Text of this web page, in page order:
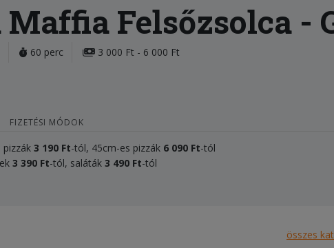
Maffia Felsőzsolca -
60 perc 3 000 Ft - 6 000 Ft
FIZETÉSI MÓDOK
pizzák 3 190 Ft-tól, 45cm-es pizzák 6 090 Ft-tól
3 390 Ft-tól, saláták 3 490 Ft-tól
összes